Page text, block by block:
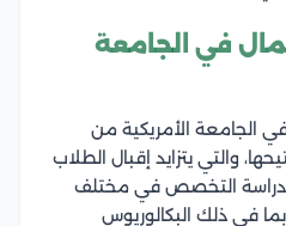
في الجامعة
الجامعة الأمريكية من
والتي يتزايد إقبال الطلاب
دراسة التخصص في مختلف
بما في ذلك البكالوريوس